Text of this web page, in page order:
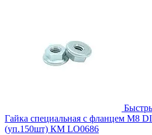
Гайка специальная с фланцем М8
(уп.150шт) КМ LO0686